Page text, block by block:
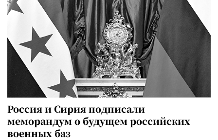
Россия и Сирия подписали
меморандум о будущем российских
военных баз